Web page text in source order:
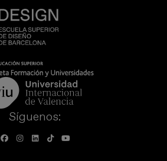
Síguenos: